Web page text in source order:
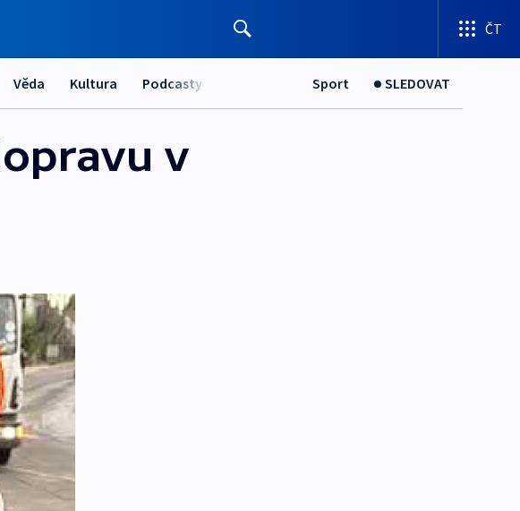
ČT
Věda Kultura Podcasty Sport SLEDOVAT
v